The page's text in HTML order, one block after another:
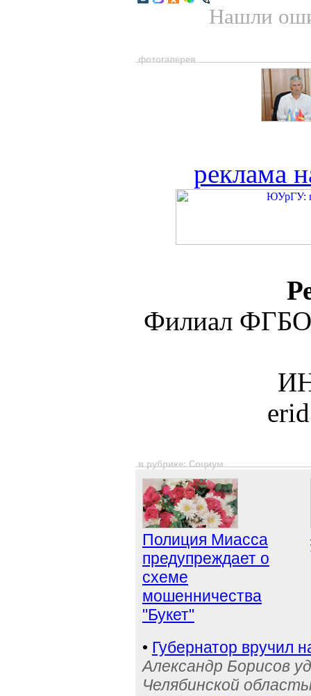
Нашли
фотогалерея
реклама
Филиал
в рубрике: Социум
Полиция Миасса
предупреждает о
схеме
мошенничества
"Букет"
• Губернатор вручил
Александр Борисов
Челябинской